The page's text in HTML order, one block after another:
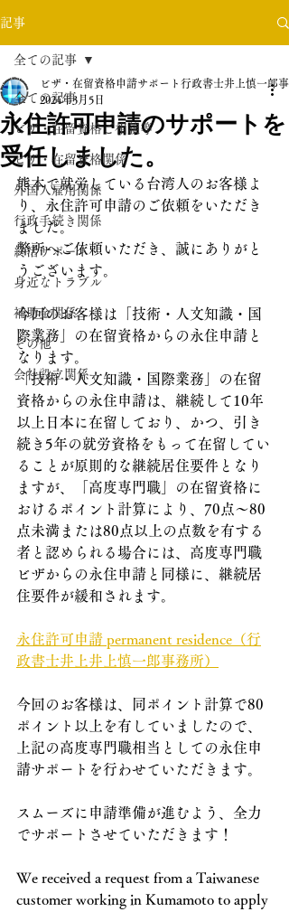
記事
全ての記事
ビザ・在留資格ご相談等
ビザ・在留資格関係
外国人雇用関係
行政手続き関係
終活サポート
身近なトラブル
補助金関係
その他
会社設立関係
全ての記事
永住許可申請のサポートを
受任しました。
ビザ・在留資格申請サポート行政書士井上慎一郎事
2024年3月5日
熊本で就労している台湾人のお客様よ
り、永住許可申請のご依頼をいただき
ました。
弊所へご依頼いただき、誠にありがと
うございます。
今回のお客様は「技術・人文知識・国
際業務」の在留資格からの永住申請と
なります。
「技術・人文知識・国際業務」の在留
資格からの永住申請は、継続して10年
以上日本に在留しており、かつ、引き
続き5年の就労資格をもって在留してい
ることが原則的な継続居住要件となり
ますが、「高度専門職」の在留資格に
おけるポイント計算により、70点～80
点未満または80点以上の点数を有する
者と認められる場合には、高度専門職
ビザからの永住申請と同様に、継続居
住要件が緩和されます。
永住許可申請 permanent residence（行
政書士井上井上慎一郎事務所）
今回のお客様は、同ポイント計算で80
ポイント以上を有していましたので、
上記の高度専門職相当としての永住申
請サポートを行わせていただきます。
スムーズに申請準備が進むよう、全力
でサポートさせていただきます！
We received a request from a Taiwanese
customer working in Kumamoto to apply